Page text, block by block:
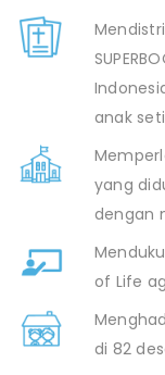
anak
yang
dengan
of Life
di 82